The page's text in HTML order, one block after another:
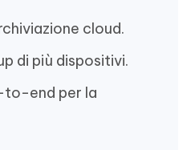
cloud.
di più dispositivi.
end per la